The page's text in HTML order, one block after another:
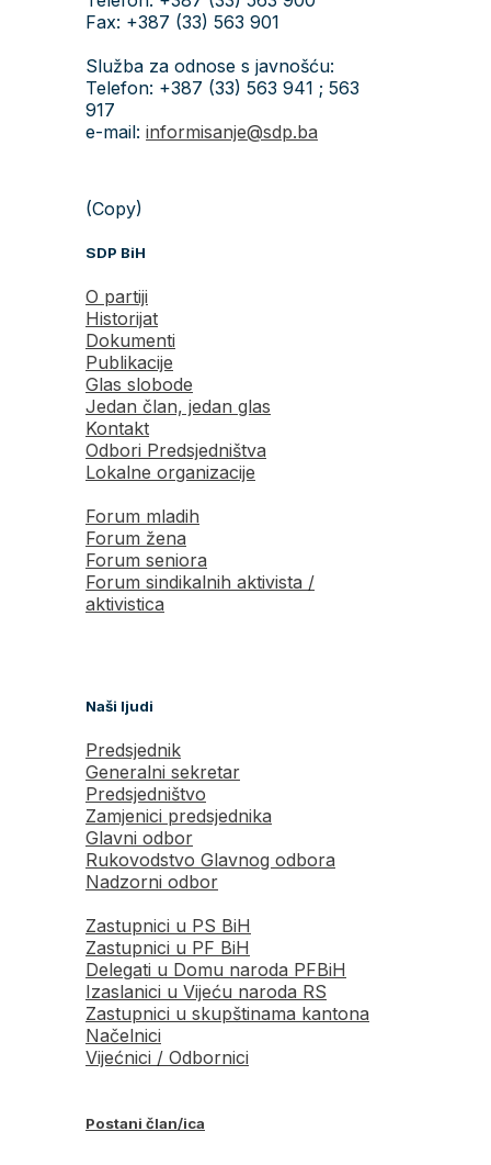
Fax: +387 (33) 563 901
Služba za odnose s javnošću:
Telefon: +387 (33) 563 941 ; 563
917
e-mail: informisanje@sdp.ba
(Copy)
SDP BiH
O partiji
Historijat
Dokumenti
Publikacije
Glas slobode
Jedan član, jedan glas
Kontakt
Odbori Predsjedništva
Lokalne organizacije
Forum mladih
Forum žena
Forum seniora
Forum sindikalnih aktivista /
aktivistica
Naši ljudi
Predsjednik
Generalni sekretar
Predsjedništvo
Zamjenici predsjednika
Glavni odbor
Rukovodstvo Glavnog odbora
Nadzorni odbor
Zastupnici u PS BiH
Zastupnici u PF BiH
Delegati u Domu naroda PFBiH
Izaslanici u Vijeću naroda RS
Zastupnici u skupštinama kantona
Načelnici
Vijećnici / Odbornici
Postani član/ica